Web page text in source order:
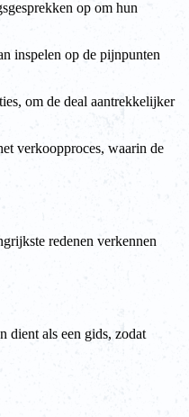
op om hun
inspelen op de pijnpunten
om de deal aantrekkelijker
verkoopproces, waarin de
redenen verkennen
dient als een gids, zodat